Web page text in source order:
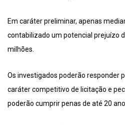
Em caráter preliminar, apenas
contabilizado um potencial prejuízo
milhões.
Os investigados poderão responder
caráter competitivo de licitação e
poderão cumprir penas de até 20